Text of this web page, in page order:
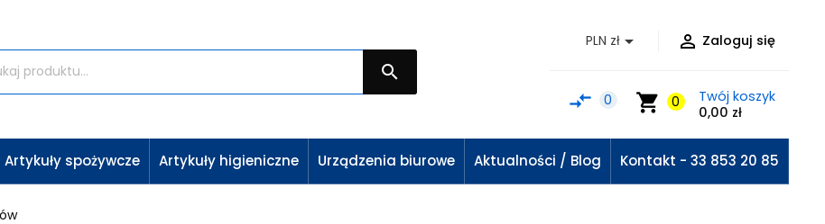

 Zaloguj się
PLN zł
shopping_cart 0
Twój koszyk
0,00 zł
compare_arrows 0
Artykuły spożywcze Artykuły higieniczne Urządzenia biurowe Aktualności / Blog Kontakt - 33 853 20 85